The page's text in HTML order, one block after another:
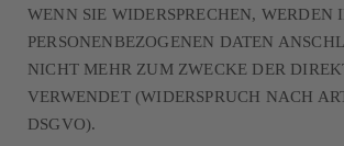
WENN SIE WIDERSPRECHEN, WERDEN
PERSONENBEZOGENEN DATEN
NICHT MEHR ZUM ZWECKE DER
VERWENDET (WIDERSPRUCH NACH
DSGVO).